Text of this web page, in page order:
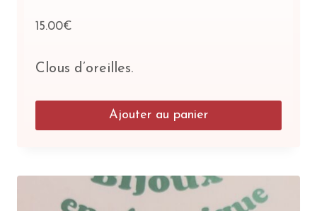
15.00€
Clous d’oreilles.
Ajouter au panier